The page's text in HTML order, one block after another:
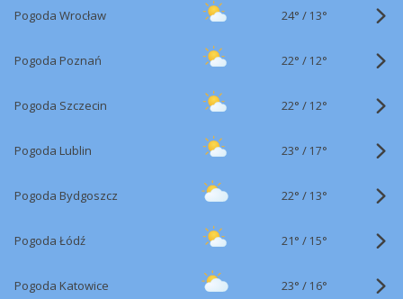
Pogoda Wrocław 24° / 13°
Pogoda Poznań 22° / 12°
Pogoda Szczecin 22° / 12°
Pogoda Lublin 23° / 17°
Pogoda Bydgoszcz 22° / 13°
Pogoda Łódź 21° / 15°
Pogoda Katowice 23° / 16°